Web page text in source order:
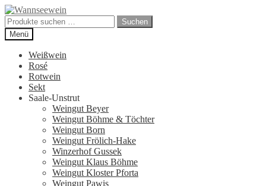
Zur
Navigation
springen
Zum
Inhalt
springen
Suchen
nach:
Suchen
Menü
Weißwein
Rosé
Rotwein
Sekt
Saale-Unstrut
Weingut Beyer
Weingut Böhme & Töchter
Weingut Born
Weingut Frölich-Hake
Winzerhof Gussek
Weingut Klaus Böhme
Weingut Kloster Pforta
Weingut Pawis